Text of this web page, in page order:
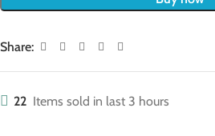
Share:
22 Items sold in last 3 hours